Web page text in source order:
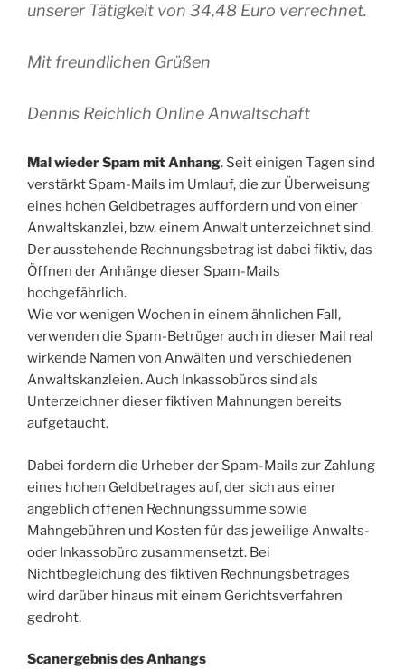
unserer Tätigkeit von 34,48 Euro verrechnet.
Mit freundlichen Grüßen
Dennis Reichlich Online Anwaltschaft
Mal wieder Spam mit Anhang. Seit einigen Tagen sind
verstärkt Spam-Mails im Umlauf, die zur Überweisung
eines hohen Geldbetrages auffordern und von einer
Anwaltskanzlei, bzw. einem Anwalt unterzeichnet sind.
Der ausstehende Rechnungsbetrag ist dabei fiktiv, das
Öffnen der Anhänge dieser Spam-Mails
hochgefährlich.
Wie vor wenigen Wochen in einem ähnlichen Fall,
verwenden die Spam-Betrüger auch in dieser Mail real
wirkende Namen von Anwälten und verschiedenen
Anwaltskanzleien. Auch Inkassobüros sind als
Unterzeichner dieser fiktiven Mahnungen bereits
aufgetaucht.
Dabei fordern die Urheber der Spam-Mails zur Zahlung
eines hohen Geldbetrages auf, der sich aus einer
angeblich offenen Rechnungssumme sowie
Mahngebühren und Kosten für das jeweilige Anwalts-
oder Inkassobüro zusammensetzt. Bei
Nichtbegleichung des fiktiven Rechnungsbetrages
wird darüber hinaus mit einem Gerichtsverfahren
gedroht.
Scanergebnis des Anhangs